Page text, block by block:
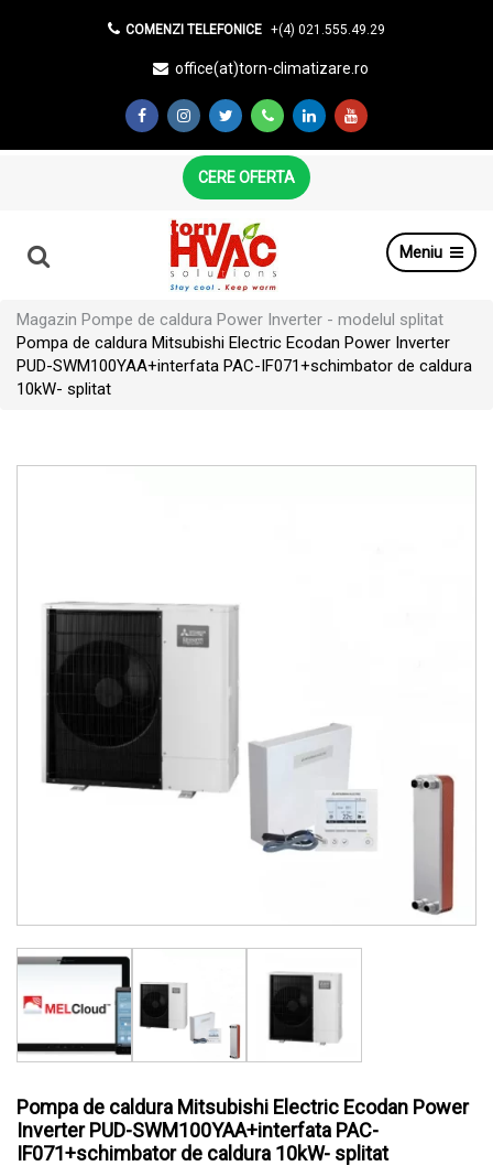
COMENZI TELEFONICE +(4) 021.555.49.29
office(at)torn-climatizare.ro
Meniu
CERE OFERTA
Magazin Pompe de caldura Power Inverter - modelul splitat
Pompa de caldura Mitsubishi Electric Ecodan Power Inverter
PUD-SWM100YAA+interfata PAC-IF071+schimbator de caldura
10kW- splitat
Pompa de caldura Mitsubishi Electric Ecodan Power
Inverter PUD-SWM100YAA+interfata PAC-
IF071+schimbator de caldura 10kW- splitat